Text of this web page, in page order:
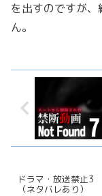
を出すのですが
ん。
ドラマ・放送禁止3
（ネタバレあり）